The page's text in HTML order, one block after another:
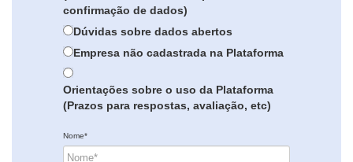
confirmação de dados)
Dúvidas sobre dados abertos
Empresa não cadastrada na Plataforma
Orientações sobre o uso da Plataforma
(Prazos para respostas, avaliação, etc)
Nome*